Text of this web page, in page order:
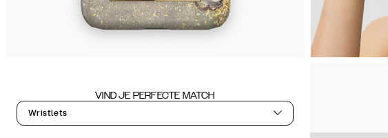
VIND JE PERFECTE MATCH
Wristlets